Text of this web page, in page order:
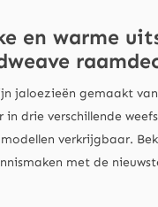
en warme
jaloezieën gemaakt
in drie verschillende
verkrijgbaar.
met de